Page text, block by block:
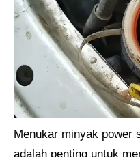
Menukar minyak power
adalah penting untuk